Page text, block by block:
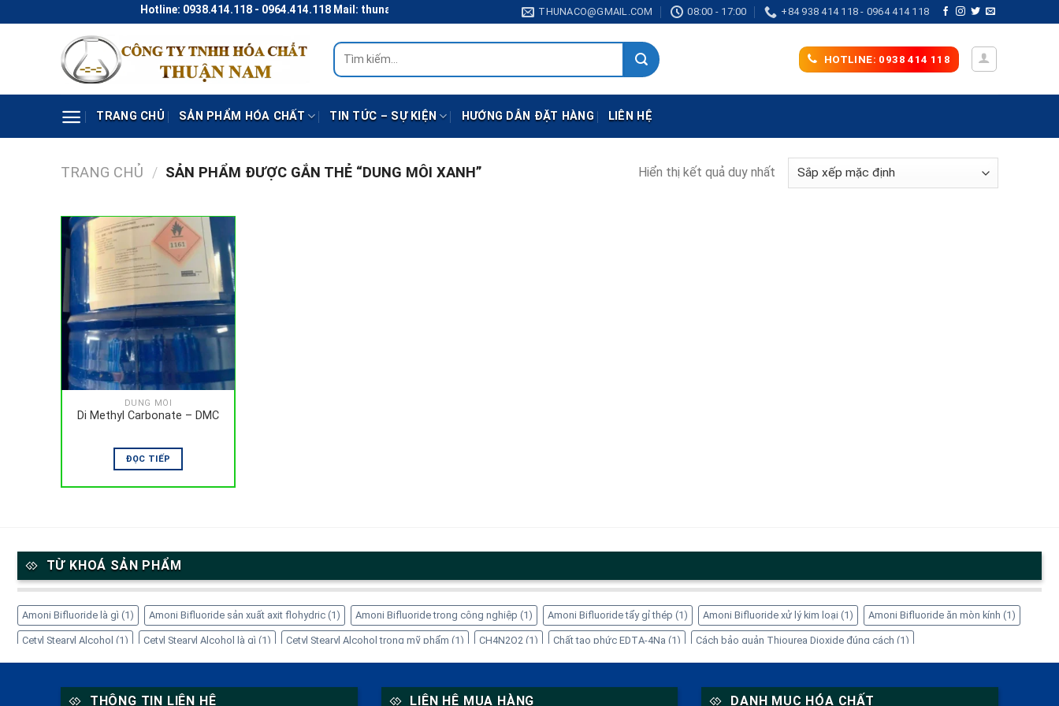
to
Hotline: 0938.414.118 - 0964.414.118 Mail: thunaco@gmail.com THUNACO@GMAIL.COM 08:00 - 17:00 +84 938 414 118 - 0964 414 118
Tìm
kiếm:
HOTLINE: 0938 414 118
TRANG CHỦ SẢN PHẨM HÓA CHẤT TIN TỨC – SỰ KIỆN HƯỚNG DẪN ĐẶT HÀNG LIÊN HỆ
TRANG CHỦ / SẢN PHẨM ĐƯỢC GẮN THẺ “DUNG MÔI XANH” Hiển thị kết quả duy nhất
DUNG MÔI
Di Methyl Carbonate – DMC
ĐỌC TIẾP
TỪ KHOÁ SẢN PHẨM
Amoni Bifluoride là gì (1) Amoni Bifluoride sản xuất axit flohydric(1) Amoni Bifluoride trong công nghiệp (1) Amoni Bifluoride tẩy gỉ thép (1) Amoni Bifluoride xử lý kim loại (1) Amoni Bifluoride ăn mòn kính (1)
Cetyl Stearyl Alcohol (1) Cetyl Stearyl Alcohol là gì (1) Cetyl Stearyl Alcohol trong mỹ phẩm (1) CH4N2O2(1) Chất tạo phức EDTA-4Na (1) Cách bảo quản Thiourea Dioxide đúng cách (1)
Cách sử dụng EDTA-4Na(1) Công dụng của Amoni Bifluoride(1) Công dụng của Inositol(1) Công dụng của Sorbitol(2) Dung dịch Sorbitol(1) EDTA-4Na có tác dụng gì(1) EDTA-4Na có độc không(1)
EDTA-4Na giá bao nhiêu(1) EDTA-4Na trong mỹ phẩm(1) EDTA-4Na trong thực phẩm(1) EDTA-4Na xử lý kim loại nặng(1) Glycerin tinh luyện giá sỉ(1) Inositol cho nữ giới(1) Inositol giảm cân(1)
THÔNG TIN LIÊN HỆ LIÊN HỆ MUA HÀNG DANH MỤC HÓA CHẤT